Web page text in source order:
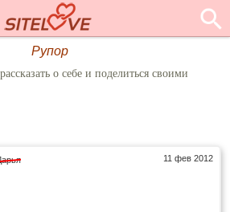
Рупор
о себе и поделиться своими
11 фев 2012